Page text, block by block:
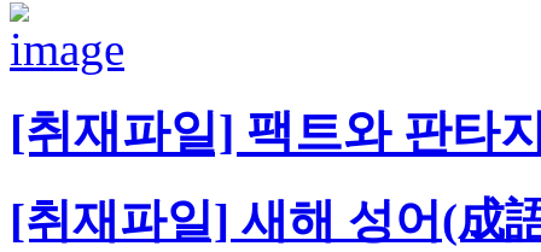
[취재파일] 팩트와 판타
[취재파일] 새해 성어(成